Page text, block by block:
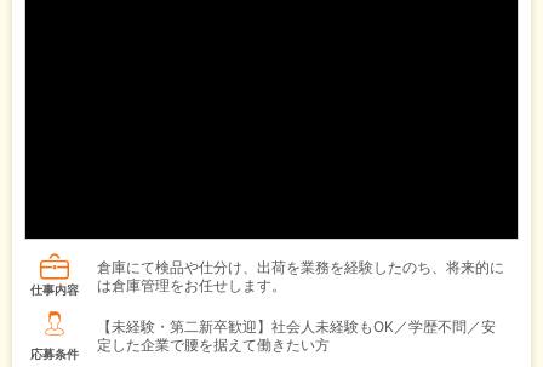
仕事内容
倉庫にて検品や仕分け、出荷を業務を経験したのち、将来的に
は倉庫管理をお任せします。
応募条件
【未経験・第二新卒歓迎】社会人未経験もOK／学歴不問／安
定した企業で腰を据えて働きたい方